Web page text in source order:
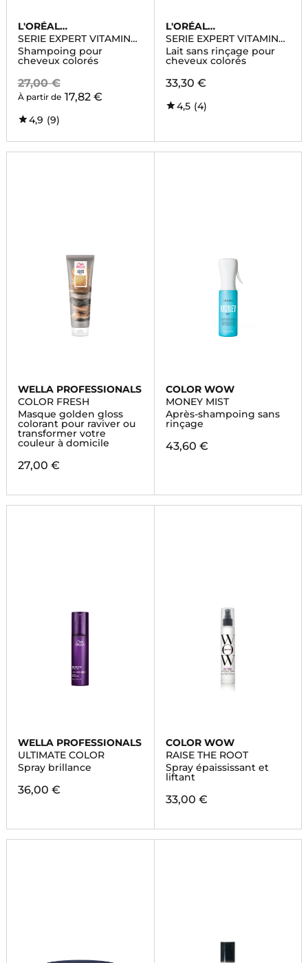
L'ORÉAL
PROFESSIONNEL
SERIE EXPERT VITAMINO
COLOR
Shampoing pour
cheveux colorés
27,00 €
À partir de 17,82 €
4,9 (9)
L'ORÉAL
PROFESSIONNEL
SERIE EXPERT VITAMINO
COLOR
Lait sans rinçage pour
cheveux colorés
33,30 €
4,5 (4)
WELLA PROFESSIONALS
COLOR FRESH
Masque golden gloss
colorant pour raviver ou
transformer votre
couleur à domicile
27,00 €
COLOR WOW
MONEY MIST
Après-shampoing sans
rinçage
43,60 €
WELLA PROFESSIONALS
ULTIMATE COLOR
Spray brillance
36,00 €
COLOR WOW
RAISE THE ROOT
Spray épaississant et
liftant
33,00 €